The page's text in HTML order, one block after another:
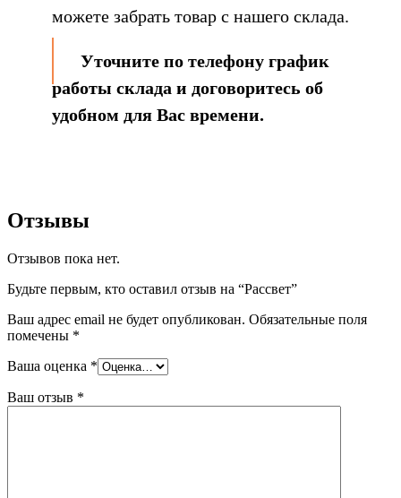
можете забрать товар с нашего склада.
Уточните по телефону график
работы склада и договоритесь об
удобном для Вас времени.
Отзывы
Отзывов пока нет.
Будьте первым, кто оставил отзыв на “Рассвет”
Ваш адрес email не будет опубликован. Обязательные поля
помечены *
Ваша оценка *
Ваш отзыв *